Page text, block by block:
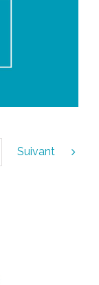
Suivant